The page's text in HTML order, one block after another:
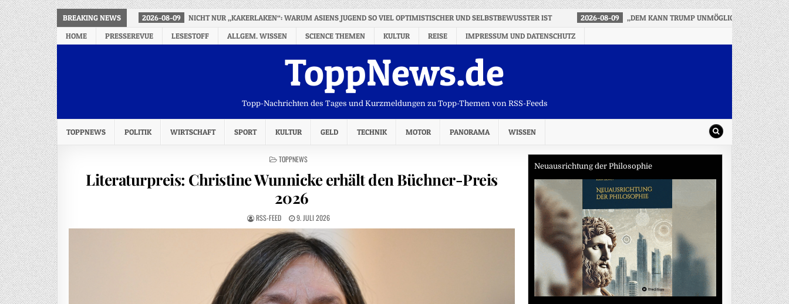
BREAKING NEWS 2026-08-09 NICHT NUR „KAKERLAKEN“: WARUM ASIENS JUGEND SO VIEL OPTIMISTISCHER UND SELBSTBEWUSSTER IST 2026-08-09
„DEM KANN TRUMP UNMÖGLICH ZUSTIMMEN“
HOME
PRESSEREVUE LESESTOFF ALLGEM. WISSEN SCIENCE THEMEN KULTUR REISE IMPRESSUM UND DATENSCHUTZ
ToppNews.de
Topp-Nachrichten des Tages und Kurzmeldungen zu Topp-Themen von RSS-Feeds
TOPPNEWS POLITIK WIRTSCHAFT SPORT KULTUR GELD TECHNIK MOTOR PANORAMA WISSEN
POSTED
TOPPNEWS
Literaturpreis: Christine Wunnicke erhält den Büchner-Preis
2026
RSS-FEED 9. JULI 2026
Neuausrichtung der Philosophie